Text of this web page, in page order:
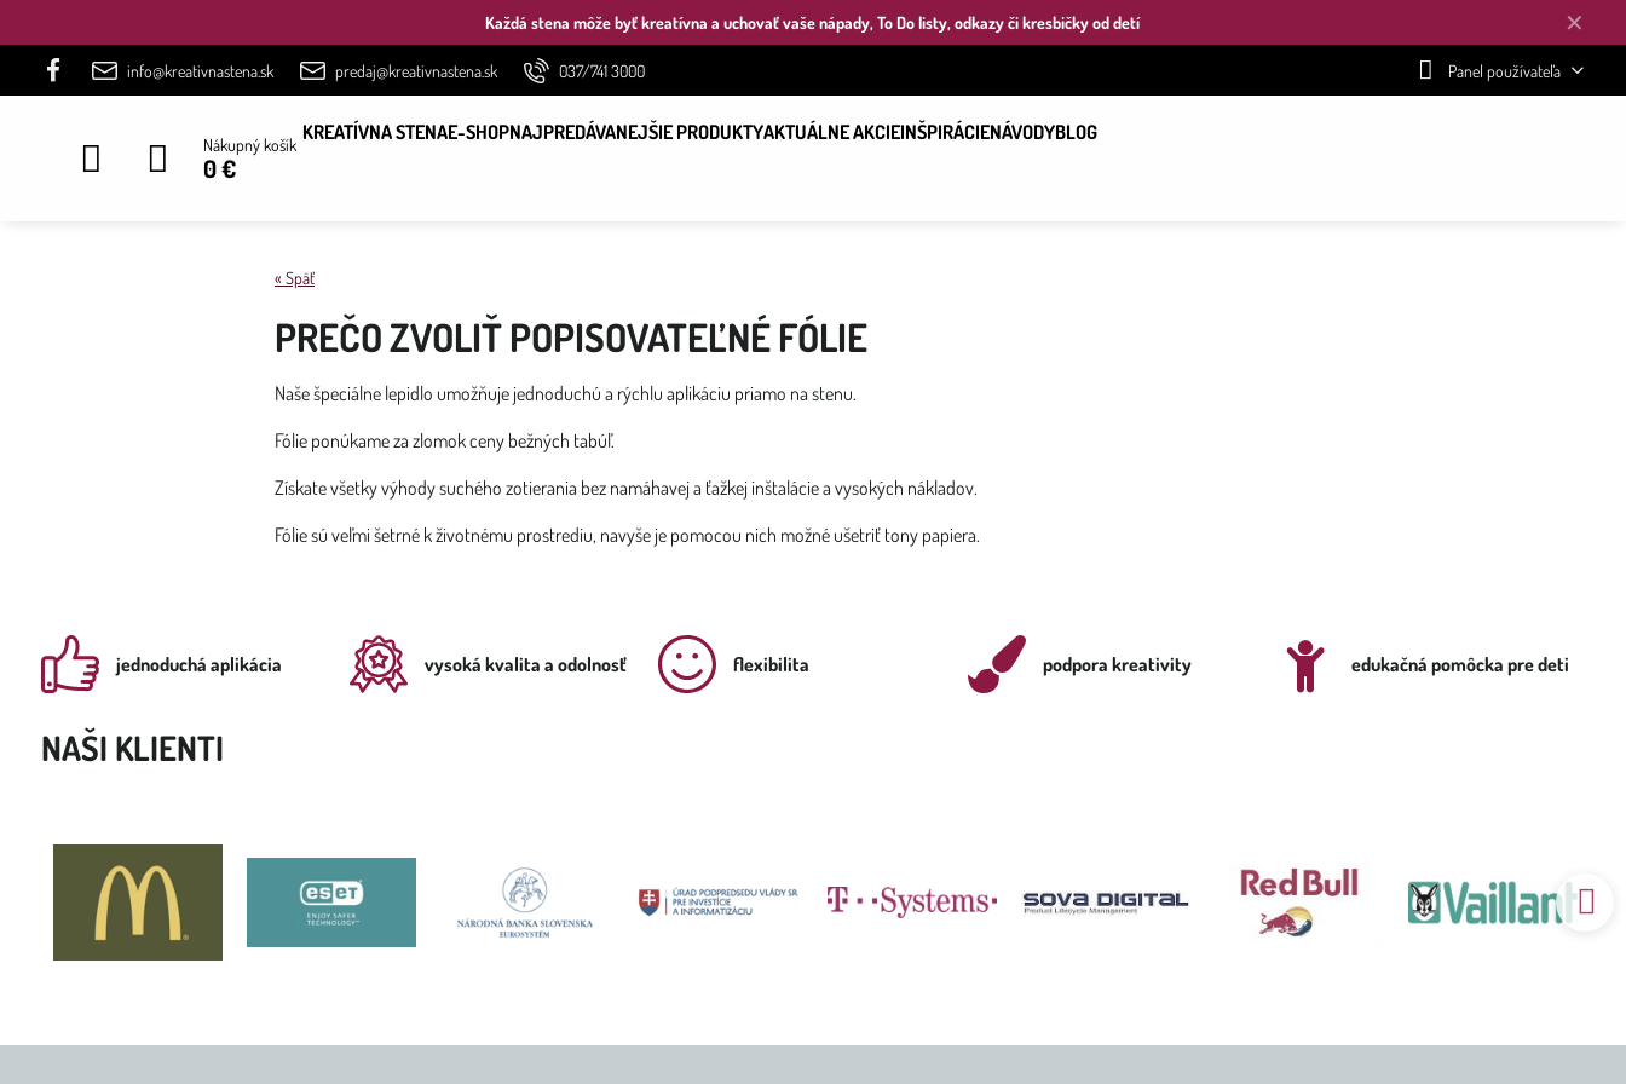
✕
Každá stena môže byť kreatívna a uchovať vaše nápady, To Do listy, odkazy či kresbičky od detí
info@kreativnastena.sk predaj@kreativnastena.sk 037/741 3000 Panel používateľa
Nákupný košík
0 €
KREATÍVNA STENAE-SHOPNAJPREDÁVANEJŠIE PRODUKTYAKTUÁLNE AKCIEINŠPIRÁCIENÁVODYBLOG
« Späť
PREČO ZVOLIŤ POPISOVATEĽNÉ FÓLIE
Naše špeciálne lepidlo umožňuje jednoduchú a rýchlu aplikáciu priamo na stenu.
Fólie ponúkame za zlomok ceny bežných tabúľ.
Získate všetky výhody suchého zotierania bez namáhavej a ťažkej inštalácie a vysokých nákladov.
Fólie sú veľmi šetrné k životnému prostrediu, navyše je pomocou nich možné ušetriť tony papiera.
jednoduchá aplikácia vysoká kvalita a odolnosť flexibilita podpora kreativity edukačná pomôcka pre deti
NAŠI KLIENTI